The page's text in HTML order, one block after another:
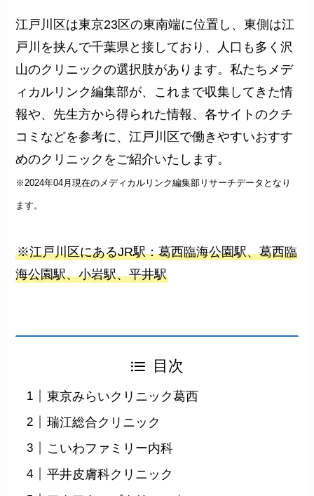
江戸川区は東京23区の東南端に位置し、東側は江
戸川を挟んで千葉県と接しており、人口も多く沢
山のクリニックの選択肢があります。私たちメデ
ィカルリンク編集部が、これまで収集してきた情
報や、先生方から得られた情報、各サイトのクチ
コミなどを参考に、江戸川区で働きやすいおすす
めのクリニックをご紹介いたします。
※2024年04月現在のメディカルリンク編集部リサーチデータとなり
ます。
※江戸川区にあるJR駅：葛西臨海公園駅、葛西臨
海公園駅、小岩駅、平井駅
目次
東京みらいクリニック葛西
瑞江総合クリニック
こいわファミリー内科
平井皮膚科クリニック